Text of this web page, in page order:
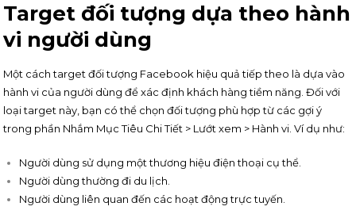
Target đối tượng dựa theo hành
vi người dùng
Một cách target đối tượng Facebook hiệu quả tiếp theo là dựa vào
hành vi của người dùng để xác định khách hàng tiềm năng. Đối với
loại target này, bạn có thể chọn đối tượng phù hợp từ các gợi ý
trong phần Nhắm Mục Tiêu Chi Tiết > Lướt xem > Hành vi. Ví dụ như:
Người dùng sử dụng một thương hiệu điện thoại cụ thể.
Người dùng thường đi du lịch.
Người dùng liên quan đến các hoạt động trực tuyến.